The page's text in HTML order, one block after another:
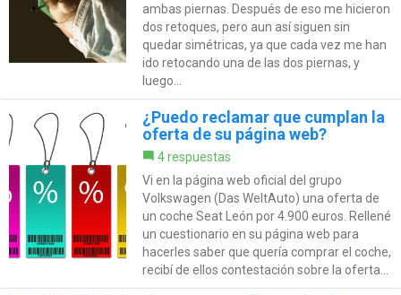
ambas piernas. Después de eso me hicieron
dos retoques, pero aun así siguen sin
quedar simétricas, ya que cada vez me han
ido retocando una de las dos piernas, y
luego...
¿Puedo reclamar que cumplan la
oferta de su página web?
4 respuestas
Vi en la página web oficial del grupo
Volkswagen (Das WeltAuto) una oferta de
un coche Seat León por 4.900 euros. Rellené
un cuestionario en su página web para
hacerles saber que quería comprar el coche,
recibí de ellos contestación sobre la oferta...